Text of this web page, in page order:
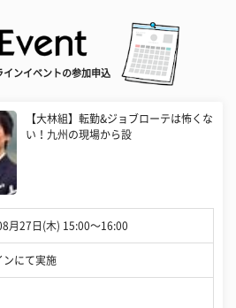
インイベントの参加申込
【大林組】転勤&ジョブローテは怖くな
い！九州の現場から設
月27日(木) 15:00〜16:00
ンにて実施